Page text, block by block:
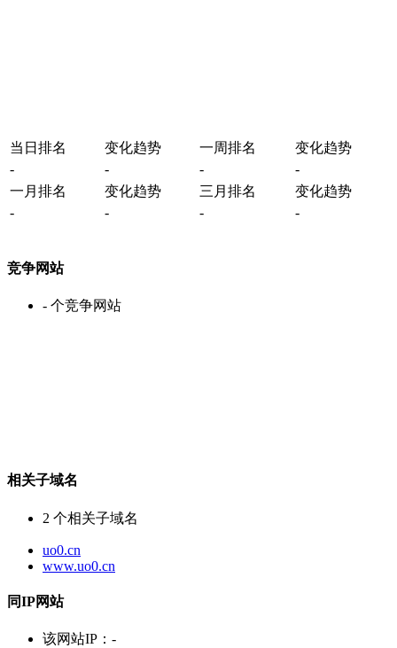
当日排名 变化趋势 一周排名
变化趋势
-
- -
-
一月排名
变化趋势 三月排名
变化趋势
-
- - -
竞争网站
- 个竞争网站
相关子域名
2 个相关子域名
uo0.cn
www.uo0.cn
同IP网站
该网站IP： -